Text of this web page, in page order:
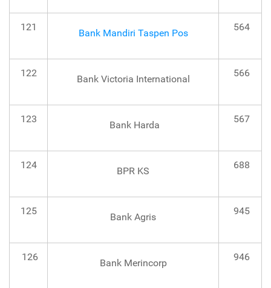
121
Bank Mandiri Taspen Pos
564
122
Bank Victoria International
566
123
Bank Harda
567
124
BPR KS
688
125
Bank Agris
945
126
Bank Merincorp
946